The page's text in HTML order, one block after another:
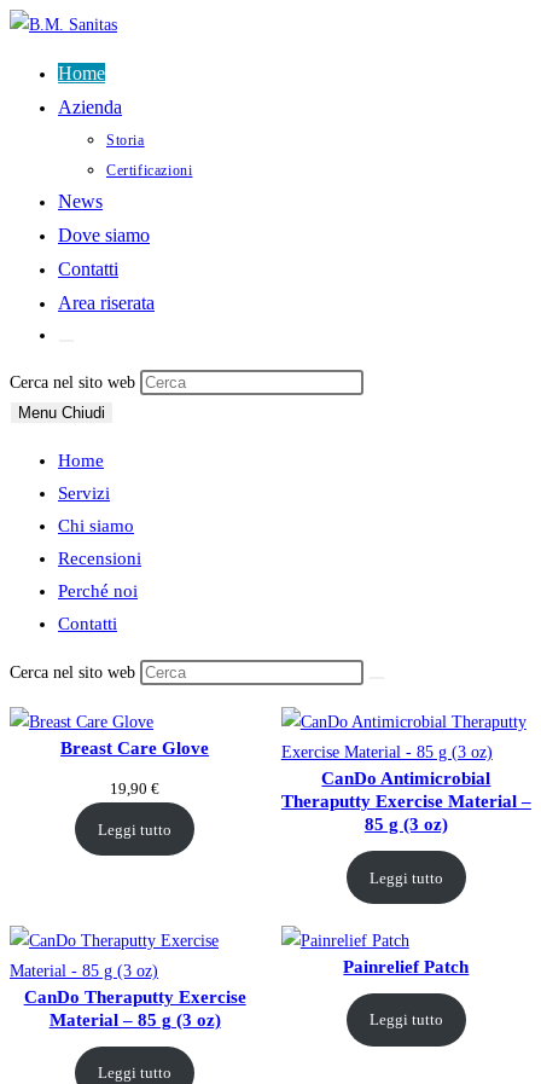
Salta
contenuto
Home
Azienda
Storia
Certificazioni
News
Dove siamo
Contatti
Area riserata
ricerca
sul
sito
Cerca nel sito web
Menu Chiudi
Home
Servizi
Chi siamo
Recensioni
Perché noi
Contatti
Cerca nel sito web
Breast Care Glove
19,90€
Leggi tutto
CanDo Antimicrobial
Theraputty Exercise Material –
85 g (3 oz)
Leggi tutto
CanDo Theraputty Exercise
Material – 85 g (3 oz)
Leggi tutto
Painrelief Patch
Leggi tutto